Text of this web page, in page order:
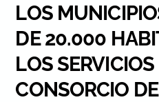
LOS
DE 20.000
LOS
CONSORCIO